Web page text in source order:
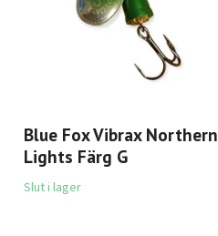
Blue Fox Vibrax Northern
Lights Färg G
Slut i lager